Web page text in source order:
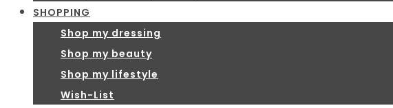
SHOPPING
Shop my dressing
Shop my beauty
Shop my lifestyle
Wish-List